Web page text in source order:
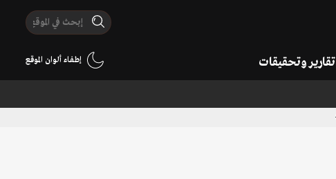
تقارير وتحقيقات إطفاء ألوان الموقع